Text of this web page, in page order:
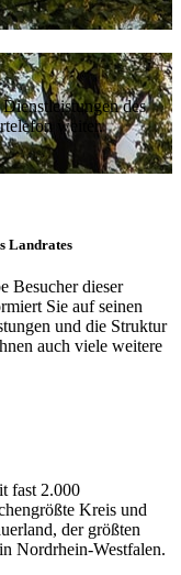
des
weiter.
Landrates
Besucher dieser
Sie auf seinen
und die Struktur
auch viele weitere
fast 2.000
Kreis und
der größten
Nordrhein-Westfalen.